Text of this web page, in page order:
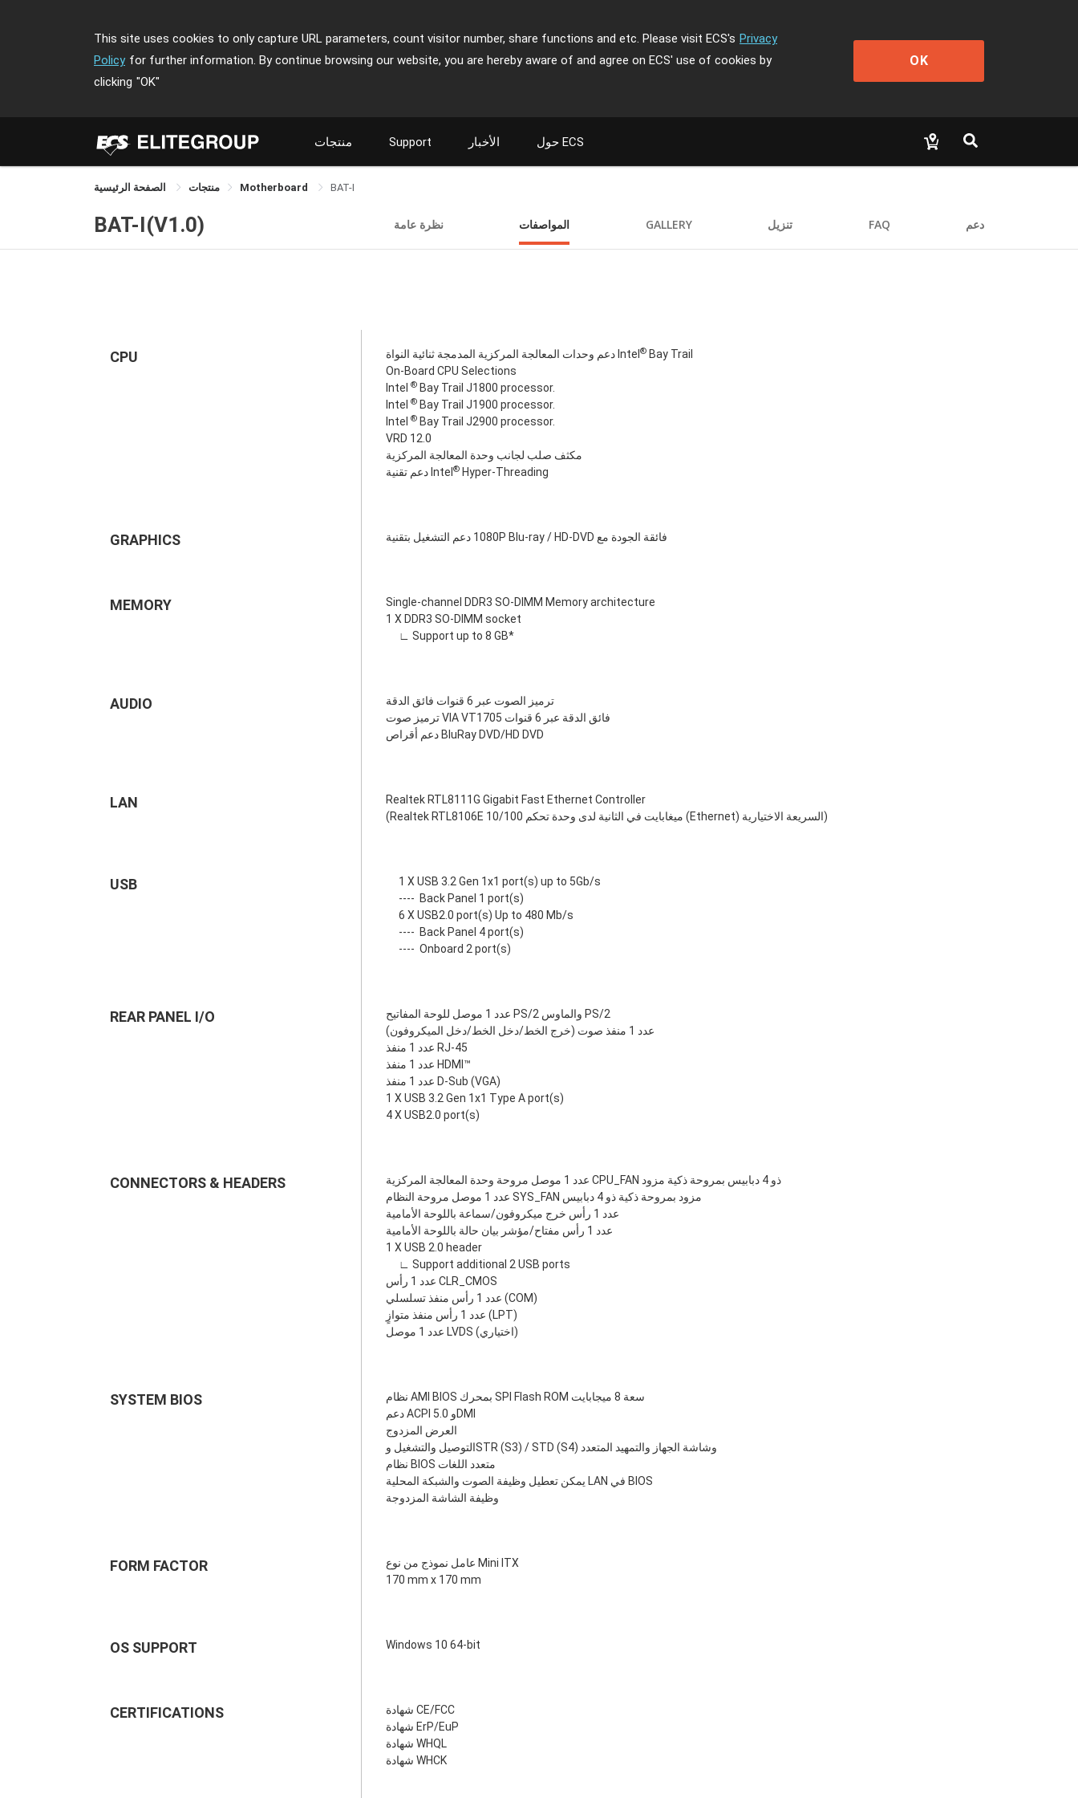
This site uses cookies to only capture URL parameters, count visitor number, share functions and etc. Please visit ECS's Privacy
Policy for further information. By continue browsing our website, you are hereby aware of and agree on ECS' use of cookies by
clicking "OK"
OK
منتجات Support الأخبار حول ECS
منتجات Motherboard BAT-I
BAT-I(V1.0) نظرة عامة المواصفات GALLERY تنزيل FAQ دعم
CPU دعم وحدات المعالجة المركزية المدمجة ثنائية النواة Intel ® Bay Trail
On-Board CPU Selections
Intel ® Bay Trail J1800 processor.
Intel ® Bay Trail J1900 processor.
Intel ® Bay Trail J2900 processor.
VRD 12.0
مكثف صلب لجانب وحدة المعالجة المركزية
دعم تقنية Intel ® Hyper-Threading
GRAPHICS دعم التشغيل بتقنية ‎1080P Blu-ray / HD-DVD فائقة الجودة مع
MEMORY
Single-channel DDR3 SO-DIMM Memory architecture
1 X DDR3 SO-DIMM socket
∟ Support up to 8 GB*
AUDIO
ترميز الصوت عبر 6 قنوات فائق الدقة
ترميز صوت VIA VT1705 فائق الدقة عبر 6 قنوات
دعم أقراص BluRay DVD/HD DVD
LAN
Realtek RTL8111G Gigabit Fast Ethernet Controller
(Realtek RTL8106E 10/100 ميغابايت في الثانية لدى وحدة تحكم (Ethernet) السريعة الاختيارية)
USB
1 X USB 3.2 Gen 1x1 port(s) up to 5Gb/s
---- Back Panel 1 port(s)
6 X USB2.0 port(s) Up to 480 Mb/s
---- Back Panel 4 port(s)
---- Onboard 2 port(s)
REAR PANEL I/O
عدد 1 موصل للوحة المفاتيح PS/2 والماوس PS/2
عدد 1 منفذ صوت (خرج الخط/دخل الخط/دخل الميكروفون)
عدد 1 منفذ RJ-45
عدد 1 منفذ HDMI™
عدد 1 منفذ D-Sub ‏(VGA)
1 X USB 3.2 Gen 1x1 Type A port(s)
4 X USB2.0 port(s)
CONNECTORS & HEADERS
عدد 1 موصل مروحة وحدة المعالجة المركزية CPU_FAN ذو 4 دبابيس بمروحة ذكية مزود
عدد 1 موصل مروحة النظام SYS_FAN مزود بمروحة ذكية ذو 4 دبابيس
عدد 1 رأس خرج ميكروفون/سماعة باللوحة الأمامية
عدد 1 رأس مفتاح/مؤشر بيان حالة باللوحة الأمامية
1 X USB 2.0 header
∟ Support additional 2 USB ports
عدد 1 رأس CLR_CMOS
عدد 1 رأس منفذ تسلسلي (COM)
عدد 1 رأس منفذ متوازٍ (LPT)
عدد 1 موصل LVDS (اختياري)
SYSTEM BIOS
نظام AMI BIOS بمحرك SPI Flash ROM سعة 8 ميجابايت
دعم ACPI 5.0 وDMI
العرض المزدوج
التوصيل والتشغيل وSTR (S3) / STD ‏(S4) وشاشة الجهاز والتمهيد المتعدد
نظام BIOS متعدد اللغات
يمكن تعطيل وظيفة الصوت والشبكة المحلية LAN في BIOS
وظيفة الشاشة المزدوجة
FORM FACTOR
عامل نموذج من نوع Mini ITX
170 mm x 170 mm
OS SUPPORT Windows 10 64-bit
CERTIFICATIONS
شهادة CE/FCC
شهادة ErP/EuP
شهادة WHQL
شهادة WHCK